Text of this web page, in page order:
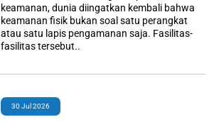
keamanan, dunia diingatkan kembali bahwa
keamanan fisik bukan soal satu perangkat
atau satu lapis pengamanan saja. Fasilitas-
fasilitas tersebut..
30 Jul 2026